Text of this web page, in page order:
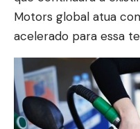
Motors global atua
acelerado para essa